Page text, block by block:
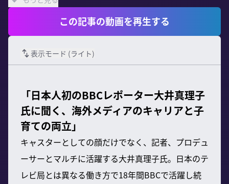
この記事の動画を再生する
表示モード (ライト)
「日本人初のBBCレポーター大井真理子
氏に聞く、海外メディアのキャリアと子
育ての両立」
キャスターとしての顔だけでなく、記者、プロデュ
ーサーとマルチに活躍する大井真理子氏。日本のテ
レビ局とは異なる働き方で18年間BBCで活躍し続